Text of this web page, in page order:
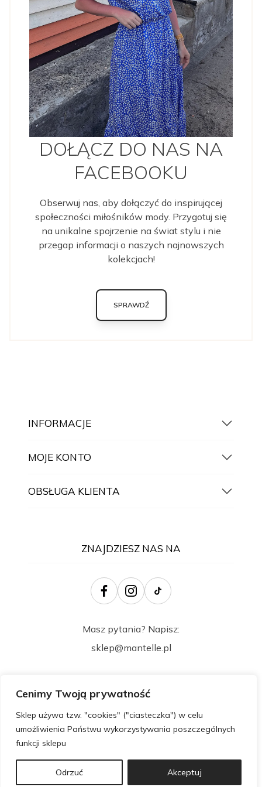
Cenimy Twoją prywatność
Sklep używa tzw. "cookies" ("ciasteczka") w celu
umożliwienia Państwu wykorzystywania poszczególnych
funkcji sklepu
Odrzuć Akceptuj
DOŁĄCZ DO NAS NA
FACEBOOKU
Obserwuj nas, aby dołączyć do inspirującej
społeczności miłośników mody. Przygotuj się
na unikalne spojrzenie na świat stylu i nie
przegap informacji o naszych najnowszych
kolekcjach!
SPRAWDŹ
INFORMACJE
MOJE KONTO
OBSŁUGA KLIENTA
ZNAJDZIESZ NAS NA
Masz pytania? Napisz:
sklep@mantelle.pl
Wszelkie prawa zastrzeżone @ 2024